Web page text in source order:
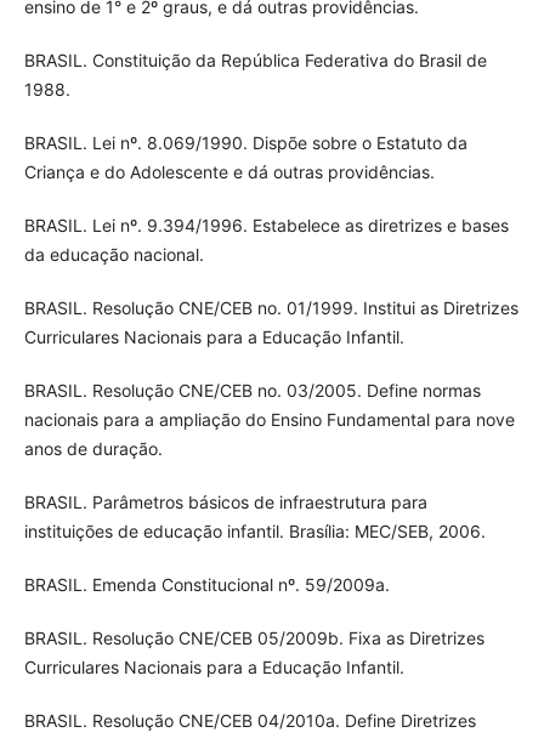
ensino de 1° e 2º graus, e dá outras providências.
BRASIL. Constituição da República Federativa do Brasil de
1988.
BRASIL. Lei nº. 8.069/1990. Dispõe sobre o Estatuto da
Criança e do Adolescente e dá outras providências.
BRASIL. Lei nº. 9.394/1996. Estabelece as diretrizes e bases
da educação nacional.
BRASIL. Resolução CNE/CEB no. 01/1999. Institui as Diretrizes
Curriculares Nacionais para a Educação Infantil.
BRASIL. Resolução CNE/CEB no. 03/2005. Define normas
nacionais para a ampliação do Ensino Fundamental para nove
anos de duração.
BRASIL. Parâmetros básicos de infraestrutura para
instituições de educação infantil. Brasília: MEC/SEB, 2006.
BRASIL. Emenda Constitucional nº. 59/2009a.
BRASIL. Resolução CNE/CEB 05/2009b. Fixa as Diretrizes
Curriculares Nacionais para a Educação Infantil.
BRASIL. Resolução CNE/CEB 04/2010a. Define Diretrizes